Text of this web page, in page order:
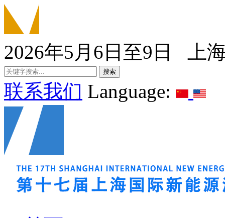
2026年5月6日至9日 上
联系我们 Language: